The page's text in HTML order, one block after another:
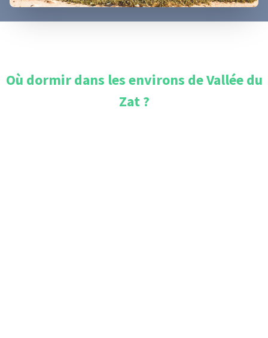
Où dormir dans les environs deVallée du
Zat?